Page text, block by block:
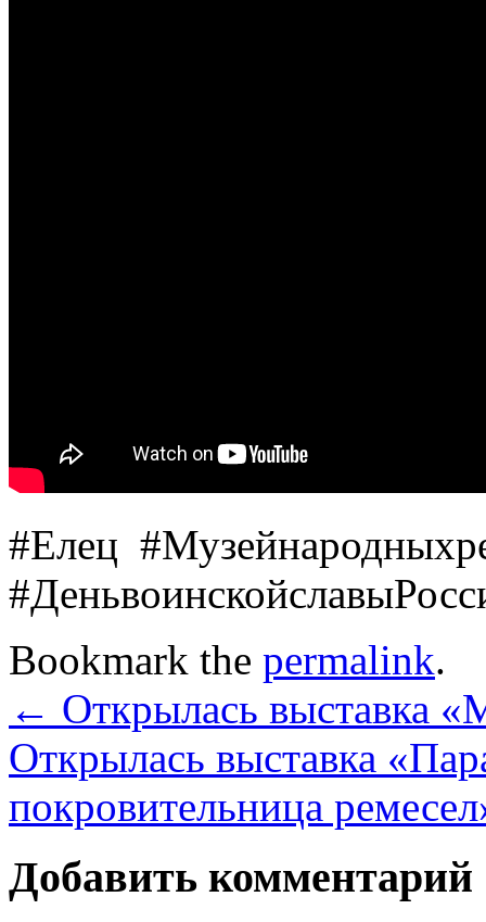
#Елец
Bookmark the permalink.
← Открылась выставка
Открылась выставка
покровительница
Добавить комментарий